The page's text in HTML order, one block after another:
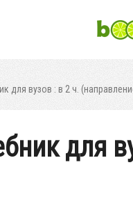
для вузов : в 2 ч.
для